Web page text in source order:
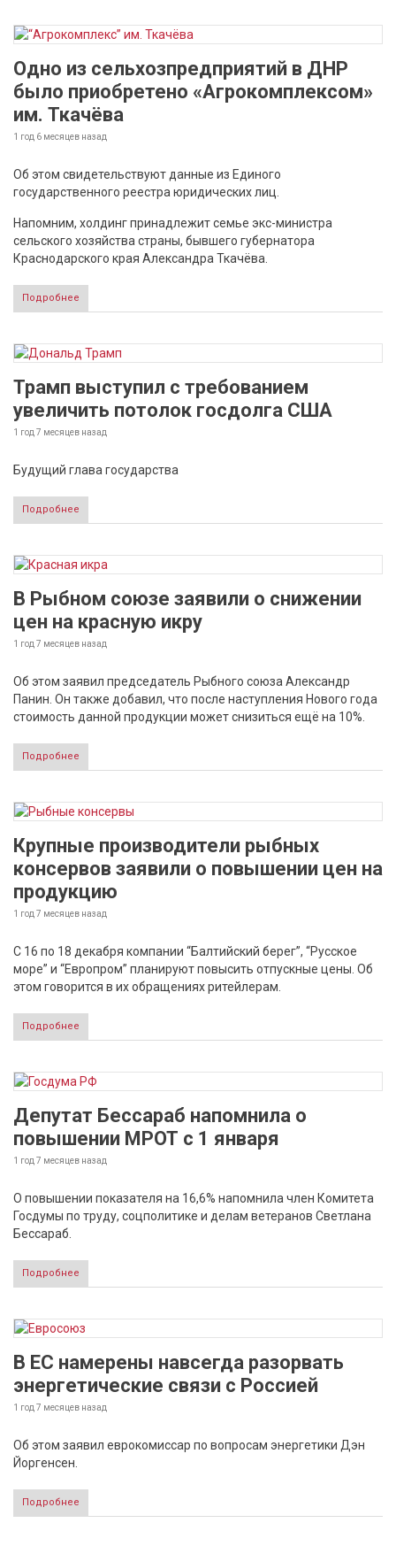
Одно из сельхозпредприятий в ДНР
было приобретено «Агрокомплексом»
им. Ткачёва
1 год 6 месяцев назад
Об этом свидетельствуют данные из Единого
государственного реестра юридических лиц.
Напомним, холдинг принадлежит семье экс-министра
сельского хозяйства страны, бывшего губернатора
Краснодарского края Александра Ткачёва.
Подробнее
Трамп выступил с требованием
увеличить потолок госдолга США
1 год 7 месяцев назад
Будущий глава государства
Подробнее
В Рыбном союзе заявили о снижении
цен на красную икру
1 год 7 месяцев назад
Об этом заявил председатель Рыбного союза Александр
Панин. Он также добавил, что после наступления Нового года
стоимость данной продукции может снизиться ещё на 10%.
Подробнее
Крупные производители рыбных
консервов заявили о повышении цен на
продукцию
1 год 7 месяцев назад
С 16 по 18 декабря компании “Балтийский берег”, “Русское
море” и “Европром” планируют повысить отпускные цены. Об
этом говорится в их обращениях ритейлерам.
Подробнее
Депутат Бессараб напомнила о
повышении МРОТ с 1 января
1 год 7 месяцев назад
О повышении показателя на 16,6% напомнила член Комитета
Госдумы по труду, соцполитике и делам ветеранов Светлана
Бессараб.
Подробнее
В ЕС намерены навсегда разорвать
энергетические связи с Россией
1 год 7 месяцев назад
Об этом заявил еврокомиссар по вопросам энергетики Дэн
Йоргенсен.
Подробнее